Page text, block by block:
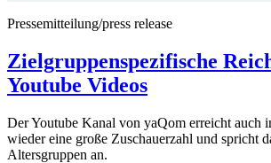
Pressemitteilung/press release
Zielgruppenspezifische
Youtube Videos
Der Youtube Kanal von yaQom erreicht auch
wieder eine große Zuschauerzahl und spricht
Altersgruppen an.